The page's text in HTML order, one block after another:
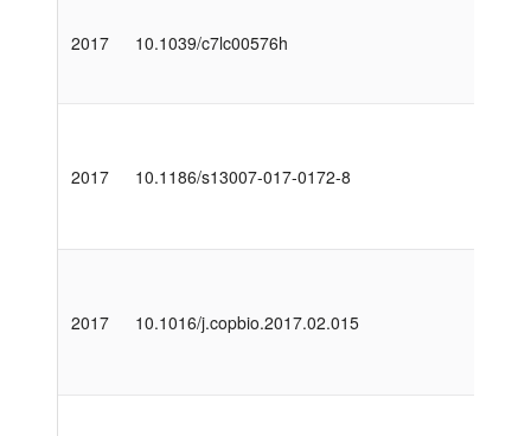
2017 10.1039/c7lc00576h
2017 10.1186/s13007-017-0172-8
2017 10.1016/j.copbio.2017.02.015